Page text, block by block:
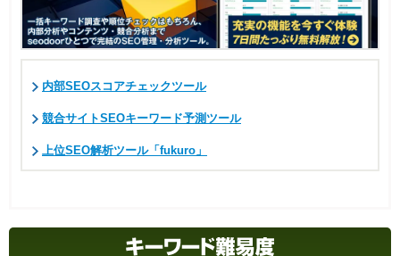
内部SEOスコアチェックツール
競合サイトSEOキーワード予測ツール
上位SEO解析ツール「fukuro」